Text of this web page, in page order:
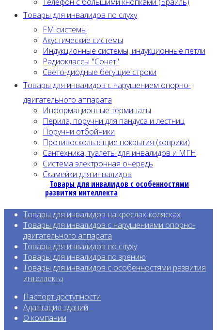
Товары для инвалидов по слуху
FM системы
Акустические системы
Индукционные системы, индукционные петли
Радиоклассы "Сонет"
Свето-диодные бегущие строки
Товары для инвалидов с нарушением опорно-
двигательного аппарата
Информационные терминалы
Перила, поручни для пандуса и лестниц
Поручни отбойники
Противоскользящие покрытия (коврики)
Сантехника, туалеты для инвалидов и МГН
Система электронная очередь
Скамейки для инвалидов
Товары для инвалидов с особенностями
развития интеллекта
Товары для инвалидов на креслах-колясках
Товары для инвалидов с нарушениями опорно-
двигательного аппарата
Товары для инвалидов по слуху
Товары для инвалидов по зрению
Товары для инвалидов с особенностями развития
интеллекта
Паспорт доступности
Адаптация зданий
О компании